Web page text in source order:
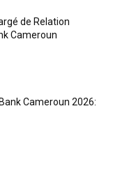
de Relation
Cameroun
Cameroun 2026: